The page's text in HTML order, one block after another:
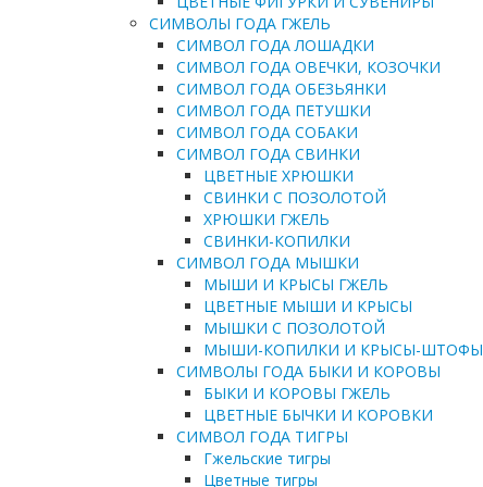
СИМВОЛЫ ГОДА ГЖЕЛЬ
СИМВОЛ ГОДА ЛОШАДКИ
СИМВОЛ ГОДА ОВЕЧКИ, КОЗОЧКИ
СИМВОЛ ГОДА ОБЕЗЬЯНКИ
СИМВОЛ ГОДА ПЕТУШКИ
СИМВОЛ ГОДА СОБАКИ
СИМВОЛ ГОДА СВИНКИ
ЦВЕТНЫЕ ХРЮШКИ
СВИНКИ С ПОЗОЛОТОЙ
ХРЮШКИ ГЖЕЛЬ
СВИНКИ-КОПИЛКИ
СИМВОЛ ГОДА МЫШКИ
МЫШИ И КРЫСЫ ГЖЕЛЬ
ЦВЕТНЫЕ МЫШИ И КРЫСЫ
МЫШКИ С ПОЗОЛОТОЙ
МЫШИ-КОПИЛКИ И КРЫСЫ-ШТОФЫ
СИМВОЛЫ ГОДА БЫКИ И КОРОВЫ
БЫКИ И КОРОВЫ ГЖЕЛЬ
ЦВЕТНЫЕ БЫЧКИ И КОРОВКИ
СИМВОЛ ГОДА ТИГРЫ
Гжельские тигры
Цветные тигры